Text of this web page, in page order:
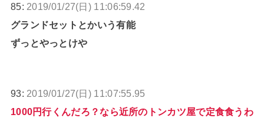
85: 2019/01/27(日) 11:06:59.42
グランドセットとかいう有能
ずっとやっとけや
93: 2019/01/27(日) 11:07:55.95
1000円行くんだろ？なら近所のトンカツ屋で定食食うわ